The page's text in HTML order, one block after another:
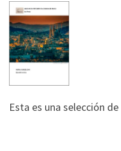
Esta es una selección